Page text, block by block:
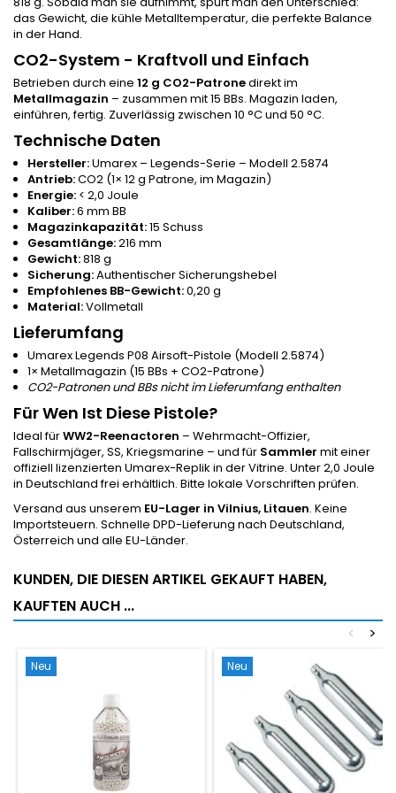
das Gewicht, die kühle Metalltemperatur, die perfekte Balance
in der Hand.
CO2-System - Kraftvoll und Einfach
Betrieben durch eine 12 g CO2-Patronedirekt im
Metallmagazin – zusammen mit 15 BBs. Magazin laden,
einführen, fertig. Zuverlässig zwischen 10 °C und 50 °C.
Technische Daten
Hersteller:Umarex – Legends-Serie – Modell 2.5874
Antrieb:CO2 (1× 12 g Patrone, im Magazin)
Energie: < 2,0 Joule
Kaliber:6 mm BB
Magazinkapazität:15 Schuss
Gesamtlänge:216 mm
Gewicht:818 g
Sicherung:Authentischer Sicherungshebel
Empfohlenes BB-Gewicht:0,20 g
Material:Vollmetall
Lieferumfang
Umarex Legends P08 Airsoft-Pistole (Modell 2.5874)
1× Metallmagazin (15 BBs + CO2-Patrone)
CO2-Patronen und BBs nicht im Lieferumfang enthalten
Für Wen Ist Diese Pistole?
Ideal fürWW2-Reenactoren – Wehrmacht-Offizier,
Fallschirmjäger, SS, Kriegsmarine – und für Sammler mit einer
offiziell lizenzierten Umarex-Replik in der Vitrine. Unter 2,0 Joule
in Deutschland frei erhältlich. Bitte lokale Vorschriften prüfen.
Versand aus unserem EU-Lager in Vilnius, Litauen. Keine
Importsteuern. Schnelle DPD-Lieferung nach Deutschland,
Österreich und alle EU-Länder.
KUNDEN, DIE DIESEN ARTIKEL GEKAUFT HABEN,
KAUFTEN AUCH ...
>
<
Neu Neu